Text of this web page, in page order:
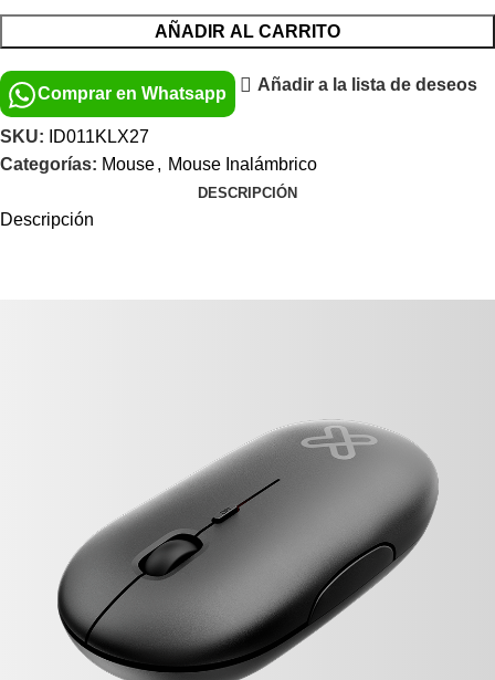
AÑADIR AL CARRITO
Comprar en Whatsapp Añadir a la lista de deseos
SKU:
ID011KLX27
Categorías: Mouse, Mouse Inalámbrico
DESCRIPCIÓN
Descripción